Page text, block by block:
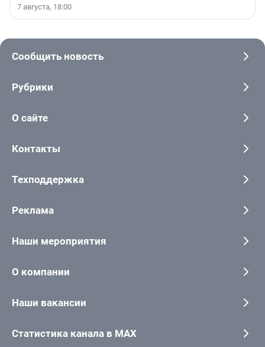
7 августа, 18:00
Сообщить новость
Рубрики
О сайте
Контакты
Техподдержка
Реклама
Наши мероприятия
О компании
Наши вакансии
Статистика канала в MAX